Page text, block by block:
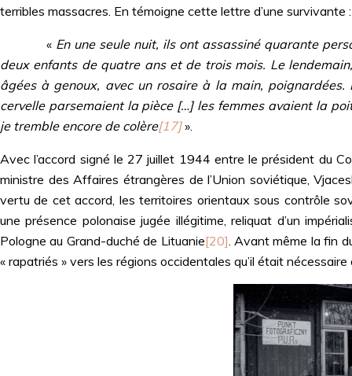
terribles massacres. En témoigne cette lettre d’une survivante :
« En une seule nuit, ils ont assassiné quarante
deux enfants de quatre ans et de trois mois. Le
âgées à genoux, avec un rosaire à la main,
cervelle parsemaient la pièce […] les femmes avaient la
je tremble encore de colère[17]».
Avec l’accord signé le 27 juillet 1944 entre le président du
ministre des Affaires étrangères de l’Union soviétique,
vertu de cet accord, les territoires orientaux sous contrôle
une présence polonaise jugée illégitime, reliquat d’un
Pologne au Grand-duché de Lituanie[20]. Avant même la fin
« rapatriés » vers les régions occidentales qu’il était